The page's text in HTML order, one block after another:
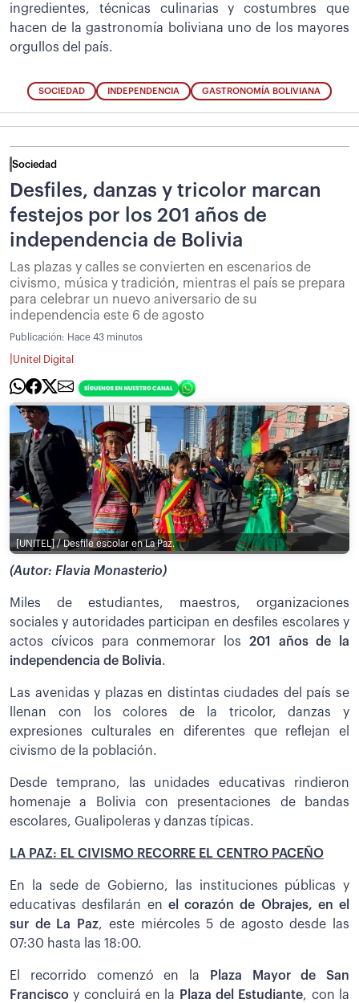
ingredientes, técnicas culinarias y costumbres que
hacen de la gastronomía boliviana uno de los mayores
orgullos del país.
SOCIEDAD INDEPENDENCIA GASTRONOMÍA BOLIVIANA
Sociedad
Desfiles, danzas y tricolor marcan
festejos por los 201 años de
independencia de Bolivia
Las plazas y calles se convierten en escenarios de
civismo, música y tradición, mientras el país se prepara
para celebrar un nuevo aniversario de su
independencia este 6 de agosto
Publicación: Hace 43 minutos
Unitel Digital
[UNITEL] / Desfile escolar en La Paz.
(Autor: Flavia Monasterio)
Miles de estudiantes, maestros, organizaciones
sociales y autoridades participan en desfiles escolares y
actos cívicos para conmemorar los 201 años de la
independencia de Bolivia.
Las avenidas y plazas en distintas ciudades del país se
llenan con los colores de la tricolor, danzas y
expresiones culturales en diferentes que reflejan el
civismo de la población.
Desde temprano, las unidades educativas rindieron
homenaje a Bolivia con presentaciones de bandas
escolares, Gualipoleras y danzas típicas.
LA PAZ: EL CIVISMO RECORRE EL CENTRO PACEÑO
En la sede de Gobierno, las instituciones públicas y
educativas desfilarán en el corazón de Obrajes, en el
sur de La Paz, este miércoles 5 de agosto desde las
07:30 hasta las 18:00.
El recorrido comenzó en la
Plaza Mayor de San
Francisco y concluirá en la Plaza del Estudiante, con la